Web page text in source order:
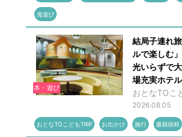
海遊び
本・遊び
結局子連れ
ルで楽しむ
光いらずで
場充実ホテ
おとなTOこ
2026.08.05
おとなTOこどもTRiP お出かけ 旅行 書籍抜粋